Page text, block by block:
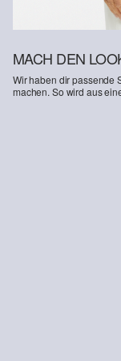
MACH DEN
Wir haben dir passende
machen. So wird aus